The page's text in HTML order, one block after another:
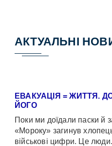
АКТУАЛЬНІ
ЕВАКУАЦІЯ = ЖИТТЯ.
ЙОГО
Поки ми доїдали паски й
«Мороку» загинув
військові цифри. Це